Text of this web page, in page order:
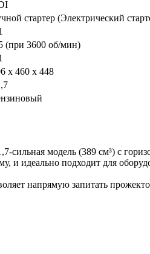
стартер (Электрический
(при 3600 об/мин)
x 460 x 448
сильная модель (389 см³) с
и идеально подходит для
напрямую запитать